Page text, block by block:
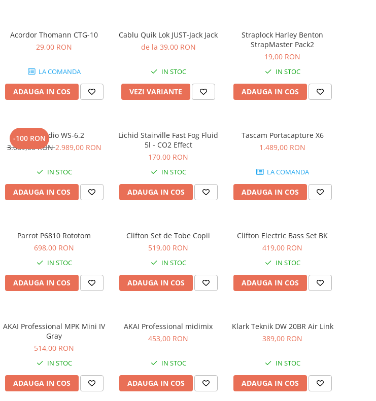
Acordor Thomann CTG-10
29,00 RON
LA COMANDA
ADAUGA IN COS
Cablu Quik Lok JUST-Jack Jack
de la 39,00 RON
IN STOC
VEZI VARIANTE
Straplock Harley Benton
StrapMaster Pack2
19,00 RON
IN STOC
ADAUGA IN COS
-100 RON
Kali Audio WS-6.2
3.089,00 RON2.989,00 RON
IN STOC
ADAUGA IN COS
Lichid Stairville Fast Fog Fluid
5l - CO2 Effect
170,00 RON
IN STOC
ADAUGA IN COS
Tascam Portacapture X6
1.489,00 RON
LA COMANDA
ADAUGA IN COS
Parrot P6810 Rototom
698,00 RON
IN STOC
ADAUGA IN COS
Clifton Set de Tobe Copii
519,00 RON
IN STOC
ADAUGA IN COS
Clifton Electric Bass Set BK
419,00 RON
IN STOC
ADAUGA IN COS
AKAI Professional MPK Mini IV
Gray
514,00 RON
IN STOC
ADAUGA IN COS
AKAI Professional midimix
453,00 RON
IN STOC
ADAUGA IN COS
Klark Teknik DW 20BR Air Link
389,00 RON
IN STOC
ADAUGA IN COS